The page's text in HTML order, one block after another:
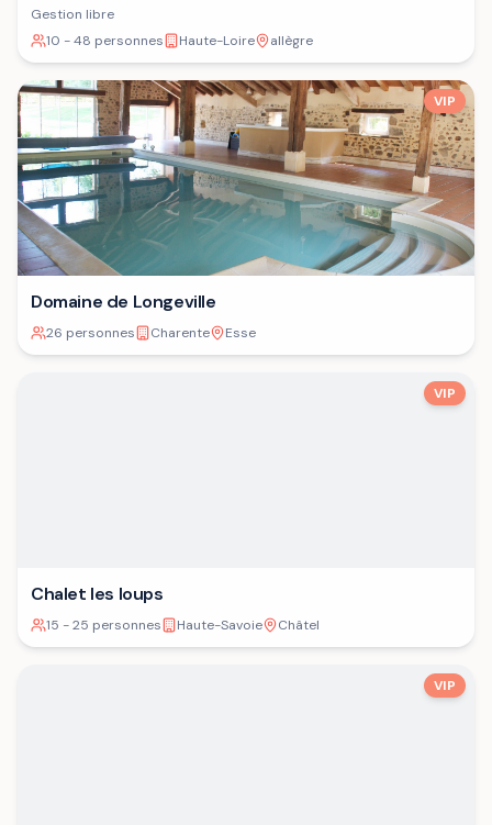
Gestion libre
10 - 48 personnes
Haute-Loire allègre
VIP
Domaine de Longeville
26 personnes Charente Esse
VIP
Chalet les loups
15 - 25 personnes Haute-Savoie Châtel
VIP